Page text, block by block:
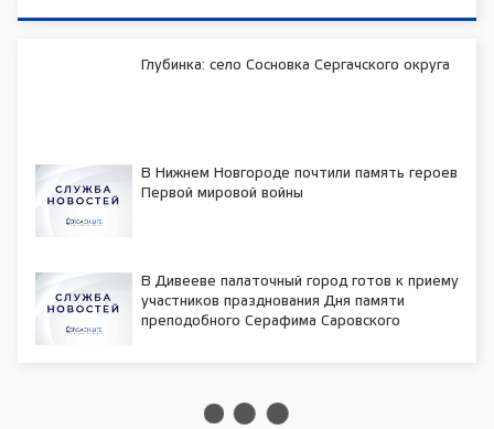
Глубинка: село Сосновка Сергачского округа
В Нижнем Новгороде почтили память героев
Первой мировой войны
В Дивееве палаточный город готов к приему
участников празднования Дня памяти
преподобного Серафима Саровского